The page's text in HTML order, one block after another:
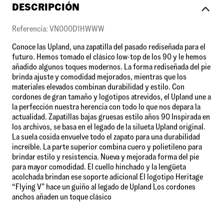
DESCRIPCIÓN
Referencia: VN000D1HWWW
Conoce las Upland, una zapatilla del pasado rediseñada para el
futuro. Hemos tomado el clásico low-top de los 90 y le hemos
añadido algunos toques modernos. La forma rediseñada del pie
brinda ajuste y comodidad mejorados, mientras que los
materiales elevados combinan durabilidad y estilo. Con
cordones de gran tamaño y logotipos atrevidos, el Upland une a
la perfección nuestra herencia con todo lo que nos depara la
actualidad. Zapatillas bajas gruesas estilo años 90 Inspirada en
los archivos, se basa en el legado de la silueta Upland original.
La suela cosida envuelve todo el zapato para una durabilidad
increíble. La parte superior combina cuero y polietileno para
brindar estilo y resistencia. Nueva y mejorada forma del pie
para mayor comodidad. El cuello hinchado y la lengüeta
acolchada brindan ese soporte adicional El logotipo Heritage
“Flying V” hace un guiño al legado de Upland Los cordones
anchos añaden un toque clásico